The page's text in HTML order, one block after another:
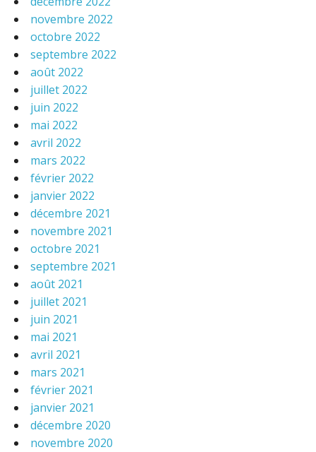
novembre 2022
octobre 2022
septembre 2022
août 2022
juillet 2022
juin 2022
mai 2022
avril 2022
mars 2022
février 2022
janvier 2022
décembre 2021
novembre 2021
octobre 2021
septembre 2021
août 2021
juillet 2021
juin 2021
mai 2021
avril 2021
mars 2021
février 2021
janvier 2021
décembre 2020
novembre 2020